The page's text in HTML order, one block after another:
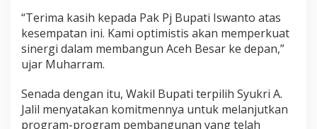
n
B
a
r
i
A
c
“Terima kasih kepada Pak Pj Bupati Iswanto atas
kesempatan ini. Kami optimistis akan memperkuat
sinergi dalam membangun Aceh Besar ke depan,”
ujar Muharram.
Senada dengan itu, Wakil Bupati terpilih Syukri A.
Jalil menyatakan komitmennya untuk melanjutkan
program-program pembangunan yang telah